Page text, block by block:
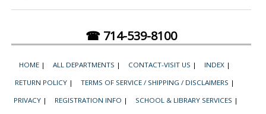
☎ 714-539-8100
HOME | ALL DEPARTMENTS | CONTACT-VISIT US | INDEX |
RETURN POLICY | TERMS OF SERVICE / SHIPPING / DISCLAIMERS |
PRIVACY | REGISTRATION INFO | SCHOOL & LIBRARY SERVICES |